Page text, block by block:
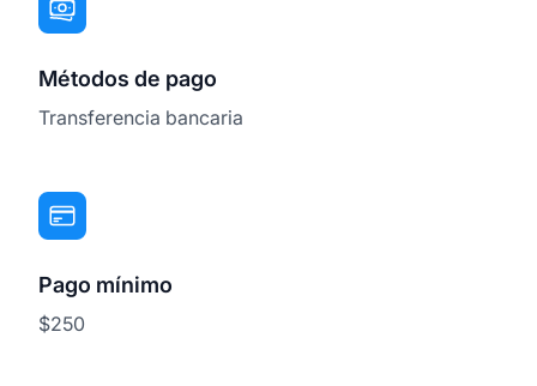
Métodos de pago
Transferencia bancaria
Pago mínimo
$250